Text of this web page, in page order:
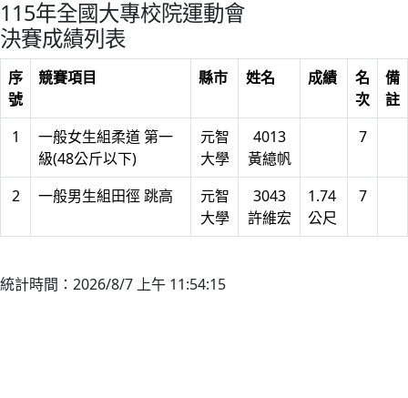
115年全國大專校院運動會
決賽成績列表
序
號
競賽項目 縣市 姓名 成績
名
次
備
註
1
一般女生組柔道 第一
級(48公斤以下)
元智
大學
4013
黃繶帆
7
2 一般男生組田徑 跳高
元智
大學
3043
許維宏
1.74
公尺
7
統計時間：2026/8/7 上午 11:54:15